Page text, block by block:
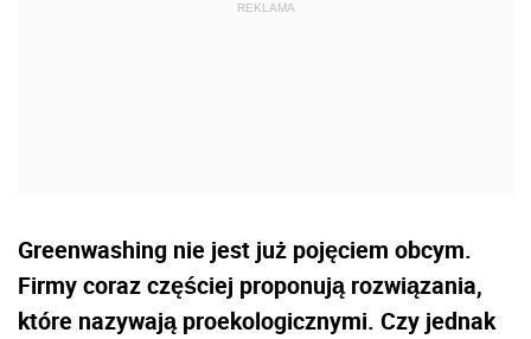
Greenwashing nie jest już pojęciem obcym.
Firmy coraz częściej proponują rozwiązania,
które nazywają proekologicznymi. Czy jednak